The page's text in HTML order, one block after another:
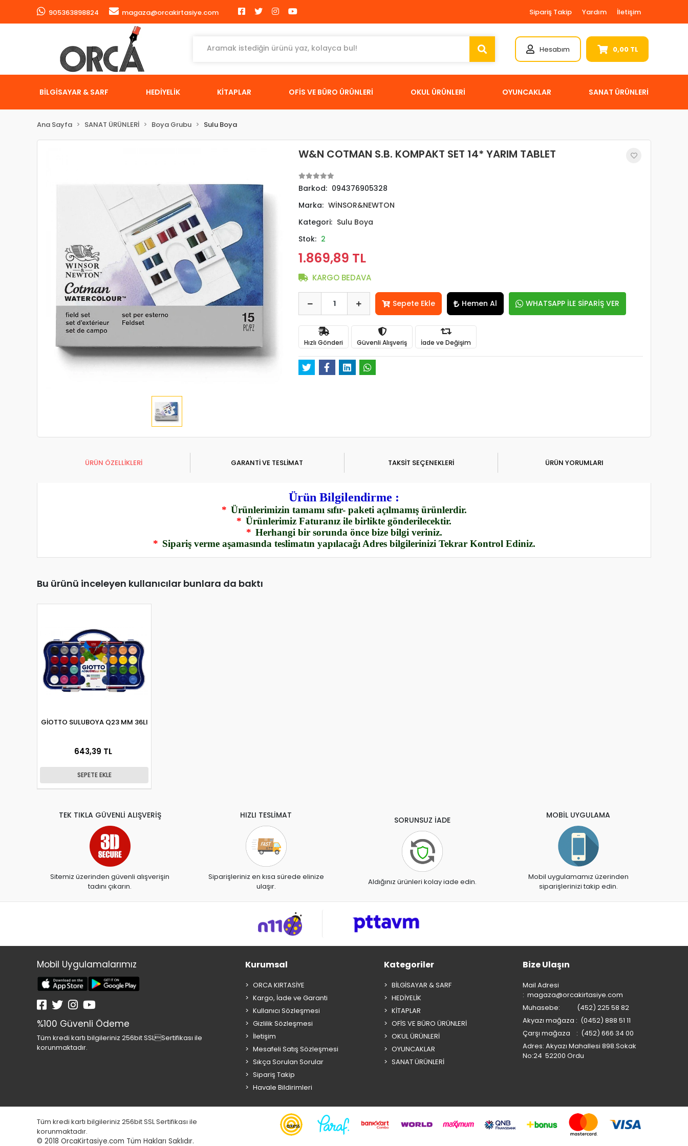
905363898824 magaza@orcakirtasiye.com Sipariş Takip Yardım İletişim
Hesabım 0,00 TL
BİLGİSAYAR & SARF HEDİYELİK KİTAPLAR OFİS VE BÜRO ÜRÜNLERİ OKUL ÜRÜNLERİ OYUNCAKLAR SANAT ÜRÜNLERİ
Ana Sayfa SANAT ÜRÜNLERİ Boya Grubu Sulu Boya
W&N COTMAN S.B. KOMPAKT SET 14* YARIM TABLET
Barkod: 094376905328
Marka: WİNSOR&NEWTON
Kategori: Sulu Boya
Stok: 2
1.869,89 TL
KARGO BEDAVA
Sepete Ekle Hemen Al WHATSAPP İLE SİPARİŞ VER
Hızlı Gönderi Güvenli Alışveriş İade ve Değişim
ÜRÜN ÖZELLİKLERİ GARANTİ VE TESLİMAT TAKSİT SEÇENEKLERİ ÜRÜN YORUMLARI
Ürün Bilgilendirme :
* Ürünlerimizin tamamı sıfır- paketi açılmamış ürünlerdir.
* Ürünlerimiz Faturanız ile birlikte gönderilecektir.
* Herhangi bir sorunda önce bize bilgi veriniz.
* Sipariş verme aşamasında teslimatın yapılacağı Adres bilgilerinizi Tekrar Kontrol Ediniz.
Bu ürünü inceleyen kullanıcılar bunlara da baktı
GİOTTO SULUBOYA Q23 MM 36LI
643,39 TL
SEPETE EKLE
TEK TIKLA GÜVENLİ ALIŞVERİŞ
Sitemiz üzerinden güvenli alışverişin
tadını çıkarın.
HIZLI TESLİMAT
Siparişleriniz en kısa sürede elinize
ulaşır.
SORUNSUZ İADE
Aldığınız ürünleri kolay iade edin.
MOBİL UYGULAMA
Mobil uygulamamız üzerinden
siparişlerinizi takip edin.
Mobil Uygulamalarımız
%100 Güvenli Ödeme
Tüm kredi kartı bilgileriniz 256bit SSLSertifikası ile
korunmaktadır.
Kurumsal
ORCA KIRTASİYE
Kargo, İade ve Garanti
Kullanıcı Sözleşmesi
Gizlilik Sözleşmesi
İletişim
Mesafeli Satış Sözleşmesi
Sıkça Sorulan Sorular
Sipariş Takip
Havale Bildirimleri
Kategoriler
BİLGİSAYAR & SARF
HEDİYELİK
KİTAPLAR
OFİS VE BÜRO ÜRÜNLERİ
OKUL ÜRÜNLERİ
OYUNCAKLAR
SANAT ÜRÜNLERİ
Bize Ulaşın
Mail Adresi
: magaza@orcakirtasiye.com
Muhasebe: (452) 225 58 82
Akyazı mağaza : (0452) 888 51 11
Çarşı mağaza : (452) 666 34 00
Adres: Akyazı Mahallesi 898.Sokak
No:24 52200 Ordu
Tüm kredi kartı bilgileriniz 256bit SSL Sertifikası ile
korunmaktadır.
© 2018 OrcaKirtasiye.com Tüm Hakları Saklıdır.